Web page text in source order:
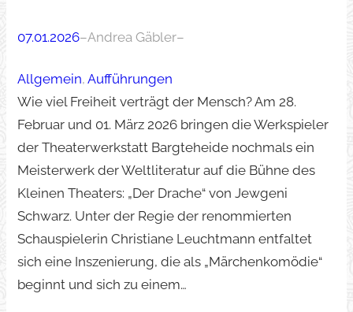
07.01.2026–Andrea Gäbler–
Allgemein, Aufführungen
Wie viel Freiheit verträgt der Mensch? Am 28.
Februar und 01. März 2026 bringen die Werkspieler
der Theaterwerkstatt Bargteheide nochmals ein
Meisterwerk der Weltliteratur auf die Bühne des
Kleinen Theaters: „Der Drache“ von Jewgeni
Schwarz. Unter der Regie der renommierten
Schauspielerin Christiane Leuchtmann entfaltet
sich eine Inszenierung, die als „Märchenkomödie“
beginnt und sich zu einem…